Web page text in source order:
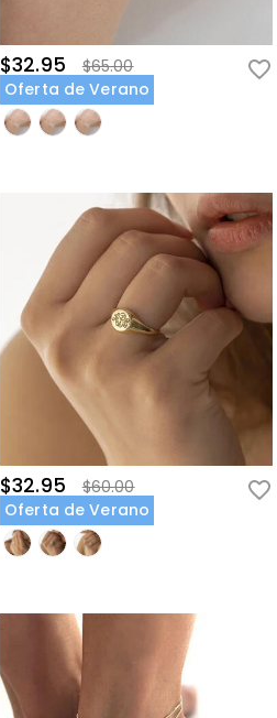
$32.95
$65.00
Oferta de Verano
$32.95
$60.00
Oferta de Verano